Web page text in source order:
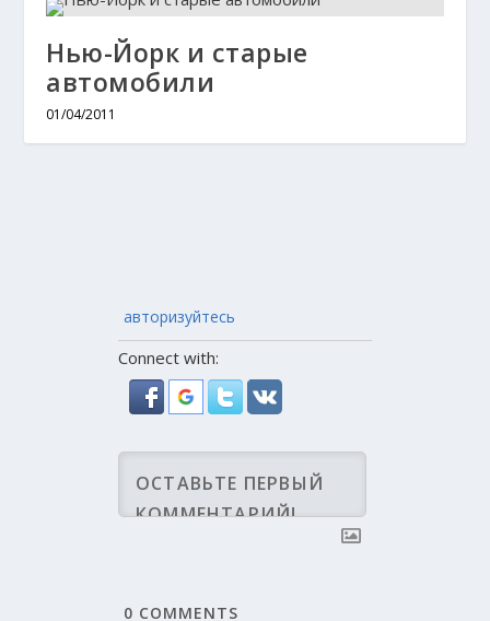
Нью-Йорк и старые
автомобили
01/04/2011
авторизуйтесь
Connect with:
0 COMMENTS